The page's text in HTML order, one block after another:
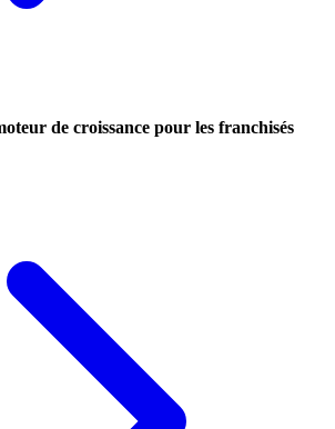
de croissance pour les franchisés